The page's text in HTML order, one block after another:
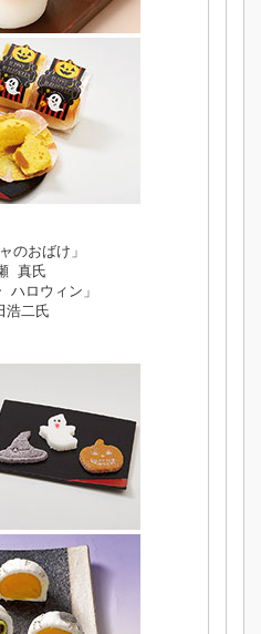
のおばけ」
真氏
ハロウィン」
浩二氏